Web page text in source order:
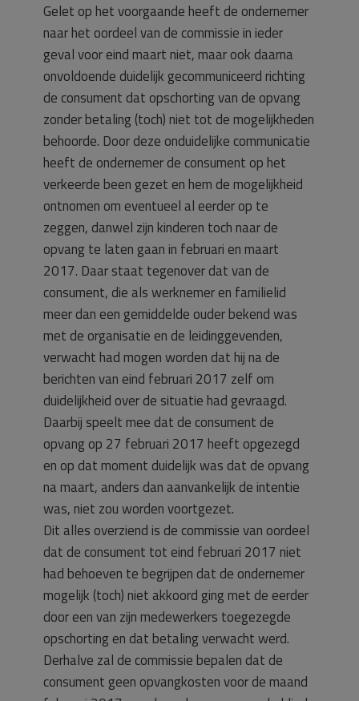
Gelet op het voorgaande heeft de ondernemer
naar het oordeel van de commissie in ieder
geval voor eind maart niet, maar ook daarna
onvoldoende duidelijk gecommuniceerd richting
de consument dat opschorting van de opvang
zonder betaling (toch) niet tot de mogelijkheden
behoorde. Door deze onduidelijke communicatie
heeft de ondernemer de consument op het
verkeerde been gezet en hem de mogelijkheid
ontnomen om eventueel al eerder op te
zeggen, danwel zijn kinderen toch naar de
opvang te laten gaan in februari en maart
2017. Daar staat tegenover dat van de
consument, die als werknemer en familielid
meer dan een gemiddelde ouder bekend was
met de organisatie en de leidinggevenden,
verwacht had mogen worden dat hij na de
berichten van eind februari 2017 zelf om
duidelijkheid over de situatie had gevraagd.
Daarbij speelt mee dat de consument de
opvang op 27 februari 2017 heeft opgezegd
en op dat moment duidelijk was dat de opvang
na maart, anders dan aanvankelijk de intentie
was, niet zou worden voortgezet.
Dit alles overziend is de commissie van oordeel
dat de consument tot eind februari 2017 niet
had behoeven te begrijpen dat de ondernemer
mogelijk (toch) niet akkoord ging met de eerder
door een van zijn medewerkers toegezegde
opschorting en dat betaling verwacht werd.
Derhalve zal de commissie bepalen dat de
consument geen opvangkosten voor de maand